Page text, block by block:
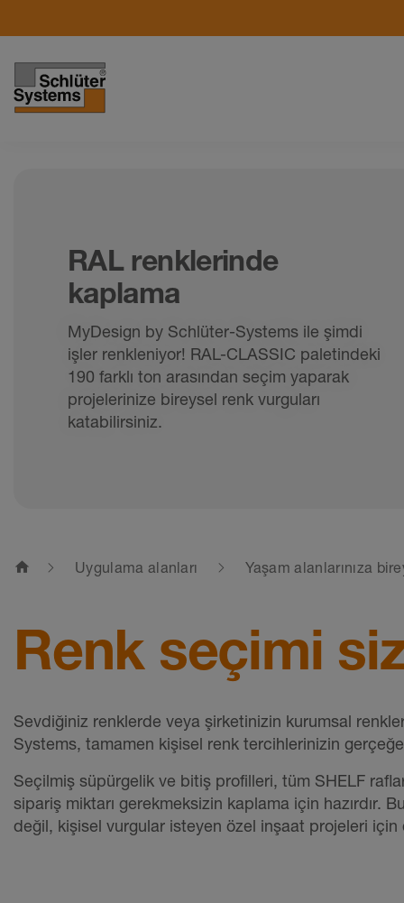
RAL renklerinde
kaplama
MyDesign by Schlüter-Systems ile şimdi
işler renkleniyor! RAL-CLASSIC paletindeki
190 farklı ton arasından seçim yaparak
projelerinize bireysel renk vurguları
katabilirsiniz.
home Uygulama alanları Yaşam alanlarınıza
Renk seçimi
Sevdiğiniz renklerde veya şirketinizin kurumsal
Systems, tamamen kişisel renk tercihlerinizin
Seçilmiş süpürgelik ve bitiş profilleri, tüm SHELF
sipariş miktarı gerekmeksizin kaplama için hazırdır.
değil, kişisel vurgular isteyen özel inşaat projeleri